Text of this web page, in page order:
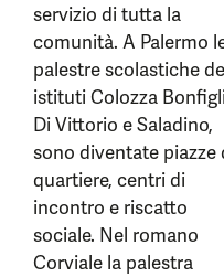
servizio di tutta la
comunità. A Palermo
palestre scolastiche
istituti Colozza
Di Vittorio e Saladino,
sono diventate piazze
quartiere, centri di
incontro e riscatto
sociale. Nel romano
Corviale la palestra